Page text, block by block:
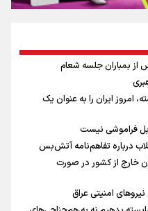
از بمباران جلسه شعام
امروز ایران را به عنوان یک
فراموشی نیست
درباره تفاهم‌نامه آتش‌بس
خارج از کشور در صورت
امنیتی عراق